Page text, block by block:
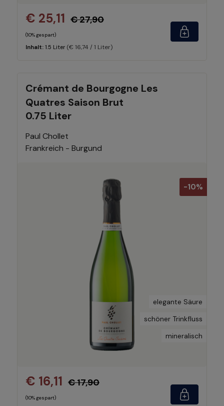
€ 25,11 € 27,90
(10% gespart)
Inhalt: 1.5 Liter (€ 16,74 / 1 Liter)
Crémant de Bourgogne Les
Quatres Saison Brut
0.75 Liter
Paul Chollet
Frankreich - Burgund
-10%
elegante Säure
schöner Trinkfluss
mineralisch
€ 16,11 € 17,90
(10% gespart)